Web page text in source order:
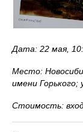
Дата: 22 мая,
Место:
имени Горького;
Стоимость: